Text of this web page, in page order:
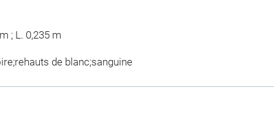
; L. 0,235 m
de blanc;sanguine